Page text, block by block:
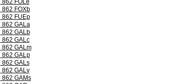
862 FOLe
862 FOXb
862 FUEp
862 GALa
862 GALb
862 GALc
862 GALm
862 GALp
862 GALs
862 GALv
862 GAMs